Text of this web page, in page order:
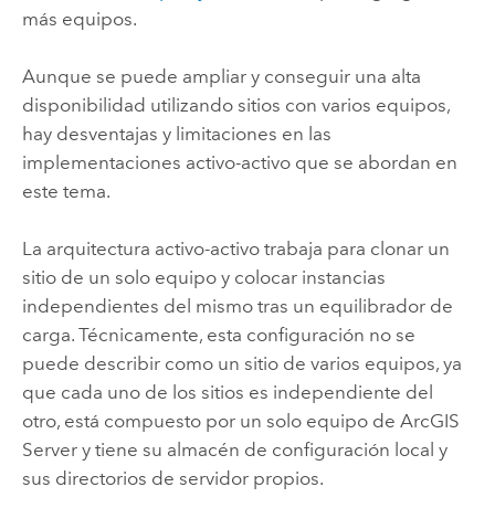
más equipos.
Aunque se puede ampliar y conseguir una alta
disponibilidad utilizando sitios con varios equipos,
hay desventajas y limitaciones en las
implementaciones activo-activo que se abordan en
este tema.
La arquitectura activo-activo trabaja para clonar un
sitio de un solo equipo y colocar instancias
independientes del mismo tras un equilibrador de
carga. Técnicamente, esta configuración no se
puede describir como un sitio de varios equipos, ya
que cada uno de los sitios es independiente del
otro, está compuesto por un solo equipo de ArcGIS
Servery tiene su almacén de configuración local y
sus directorios de servidor propios.